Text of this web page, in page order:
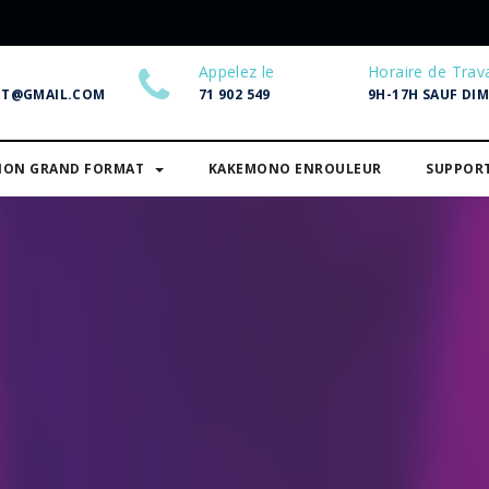
Appelez le
71 902 549
Horaire de
9H-17H SAUF
GRAND FORMAT KAKEMONO ENROULEUR